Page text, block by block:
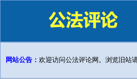
网站公告： 欢迎访问公法评论网。浏览旧站